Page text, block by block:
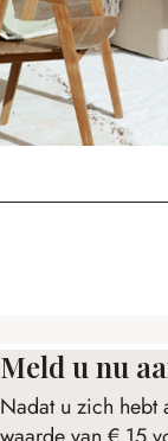
Meld u nu
Nadat u zich hebt